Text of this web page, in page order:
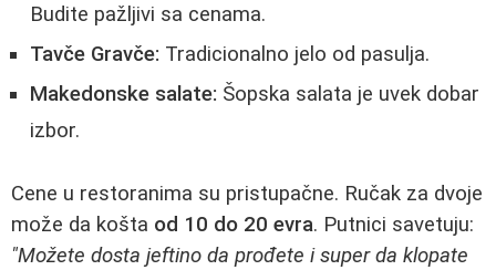
Budite pažljivi sa cenama.
Tavče Gravče: Tradicionalno jelo od pasulja.
Makedonske salate: Šopska salata je uvek dobar
izbor.
Cene u restoranima su pristupačne. Ručak za dvoje
može da košta od 10 do 20 evra. Putnici savetuju:
"Možete dosta jeftino da prođete i super da klopate